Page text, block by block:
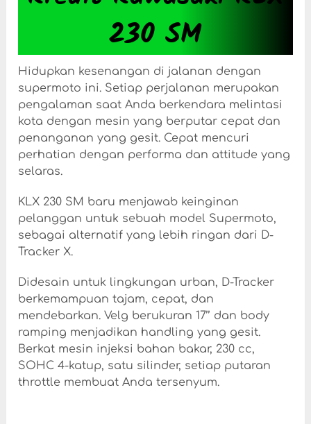
230 SM
Hidupkan kesenangan di jalanan dengan
supermoto ini. Setiap perjalanan merupakan
pengalaman saat Anda berkendara melintasi
kota dengan mesin yang berputar cepat dan
penanganan yang gesit. Cepat mencuri
perhatian dengan performa dan attitude yang
selaras.
KLX 230 SM baru menjawab keinginan
pelanggan untuk sebuah model Supermoto,
sebagai alternatif yang lebih ringan dari D-
Tracker X.
Didesain untuk lingkungan urban, D-Tracker
berkemampuan tajam, cepat, dan
mendebarkan. Velg berukuran 17’’ dan body
ramping menjadikan handling yang gesit.
Berkat mesin injeksi bahan bakar, 230 cc,
SOHC 4-katup, satu silinder, setiap putaran
throttle membuat Anda tersenyum.